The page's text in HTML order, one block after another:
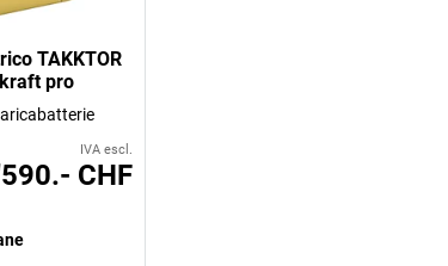
TAKKTOR
pro
IVA escl.
CHF